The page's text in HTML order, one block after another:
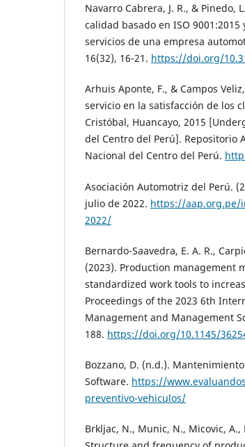
Navarro Cabrera, J. R., & Pinedo,
calidad basado en ISO
servicios de una empresa
16(32), 16-21. https://doi.org/
Arhuis Aponte, F., & Campos
servicio en la satisfacción de los
Cristóbal, Huancayo, 2015
del Centro del Perú]. Repositorio
Nacional del Centro del Perú.
Asociación Automotriz del Perú.
julio de 2022. https://aap.org.pe/
2022/
Bernardo-Saavedra, E. A. R.,
(2023). Production management
standardized work tools to
Proceedings of the 2023 6th
Management and Management
188. https://doi.org/10.1145/
Bozzano, D. (n.d.).
Software. https://
preventivo-vehiculos/
Brkljac, N., Munic, N., Micovic, A.,